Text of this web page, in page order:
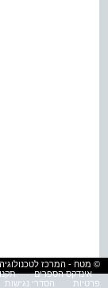
© מטח - המרכז לטכנולוגיה
אינדקס הספרים
פרטיות
הסדרי נגישות